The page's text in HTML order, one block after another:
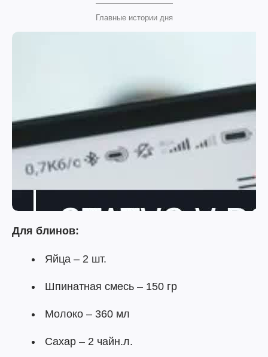
Главные истории дня
Для блинов:
Яйца – 2 шт.
Шпинатная смесь – 150 гр
Молоко – 360 мл
Сахар – 2 чайн.л.